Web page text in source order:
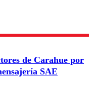
garantizar un
de Carahue por
SAE